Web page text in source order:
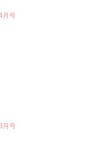
月号
月号